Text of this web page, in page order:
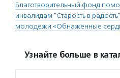
Благотворительный фонд
инвалидам "Старость в радость"
молодежи «Обнаженные
Узнайте больше в